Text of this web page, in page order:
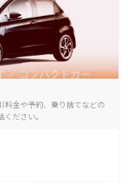
料金や予約、乗り捨てなどの
ださい。